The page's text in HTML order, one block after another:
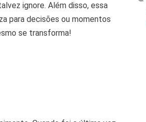
ignore. Além disso, essa
para decisões ou momentos
se transforma!